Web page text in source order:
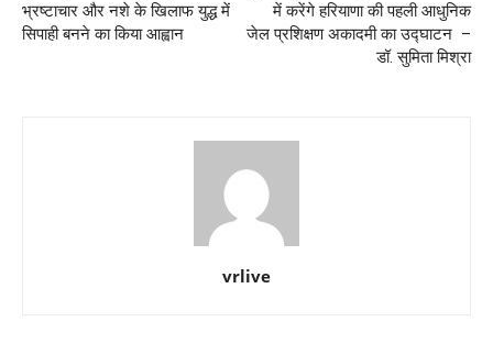
भ्रष्टाचार और नशे के खिलाफ युद्ध में
सिपाही बनने का किया आह्वान
में करेंगे हरियाणा की पहली आधुनिक
जेल प्रशिक्षण अकादमी का उद्घाटन –
डॉ. सुमिता मिश्रा
vrlive